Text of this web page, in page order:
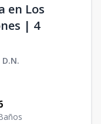
en Los
| 4